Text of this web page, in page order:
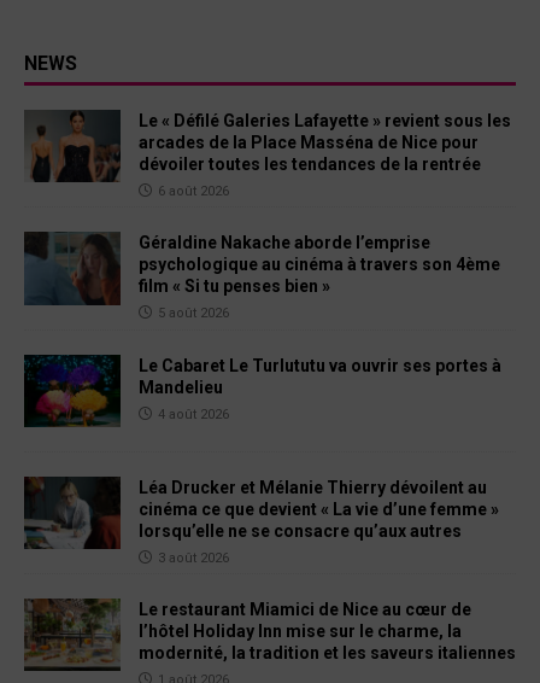
NEWS
Le « Défilé Galeries Lafayette » revient sous les
arcades de la Place Masséna de Nice pour
dévoiler toutes les tendances de la rentrée
6 août 2026
Géraldine Nakache aborde l’emprise
psychologique au cinéma à travers son 4ème
film « Si tu penses bien »
5 août 2026
Le Cabaret Le Turlututu va ouvrir ses portes à
Mandelieu
4 août 2026
Léa Drucker et Mélanie Thierry dévoilent au
cinéma ce que devient « La vie d’une femme »
lorsqu’elle ne se consacre qu’aux autres
3 août 2026
Le restaurant Miamici de Nice au cœur de
l’hôtel Holiday Inn mise sur le charme, la
modernité, la tradition et les saveurs italiennes
1 août 2026